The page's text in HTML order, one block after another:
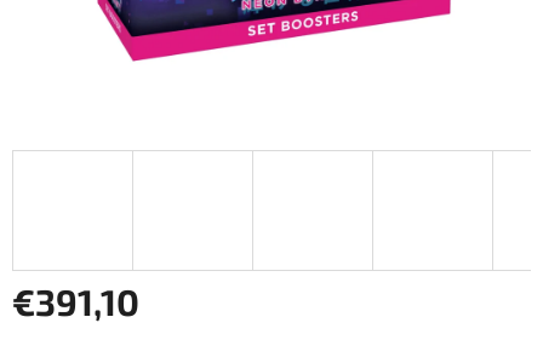
€391,10